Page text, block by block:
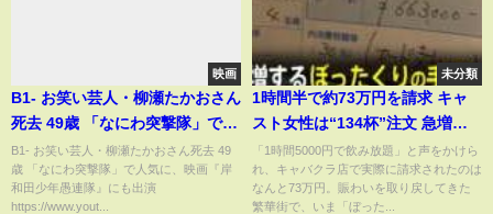
映画
B1- お笑い芸人・柳瀬たかおさん
死去 49歳 「なにわ突撃隊」で人
気に、映画『岸和田少年愚連
隊』にも出演
B1- お笑い芸人・柳瀬たかおさん死去 49
歳 「なにわ突撃隊」で人気に、映画『岸
和田少年愚連隊』にも出演
https://www.yout...
未分類
1時間半で約73万円を請求 キャ
スト女性は“134杯”注文 急増す
る「ぼったくり」の手口とは｜
TBS NEWS DIG
「1時間5000円で飲み放題」と声をかけら
れ、キャバクラ店で実際に請求されたのは
なんと73万円。賑わいを取り戻してきた
繁華街で、いま「ぼった...